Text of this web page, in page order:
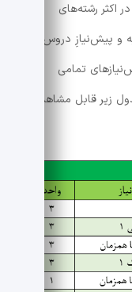
اکثر رشته‌های
و پیش‌نیازِ دروس
تمامی
زیر قابل مشاهده